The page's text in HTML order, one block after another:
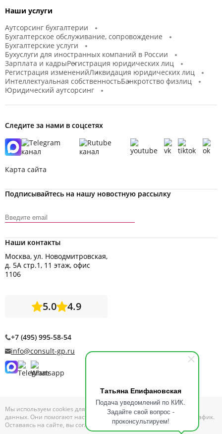
Татьяна Епифановская
Подача уведомлений по КИК.
Задайте свой вопрос -
проконсультируем!
Наши услуги
Аутсорсинг бухгалтерии
Бухгалтерское обслуживание, сопровождение
Бухгалтерские услуги
Бухуслуги для иностранных компаний в России
Зарплата и кадрыРегистрация юридических лиц
Регистрация измененийЛиквидация юридических лиц
Интеллектуальная собственностьБанкротство физлиц
Юридический аутсорсинг
Следите за нами в соцсетях
Карта сайта
Подписывайтесь на нашу новостную рассылку
Наши контакты
Москва, ул. Новодмитровская,
д. 5А стр.1, 11 этаж, офис
1106
5.0 4.9
+7 (495) 995-58-54
info@consult-gp.ru
Мы используем cookies для сбора обезличенных персональных
данных. Они помогают настраивать рекламу и анализировать трафик.
Оставаясь на сайте, вы соглашаетесь на сбор таких данных